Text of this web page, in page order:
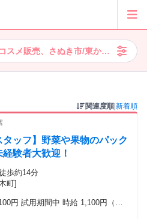
スメ販売、さぬき市/東かがわ市エリ
関連度順 新着順
ッフ】野菜や果物のパック
験者大歓迎！
歩約14分
町]
円（試